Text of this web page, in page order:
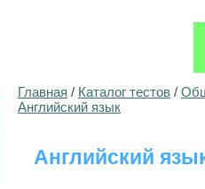
Главная / Каталог тестов /
Английский язык
Английский